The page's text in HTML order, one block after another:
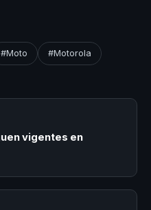
#Moto #Motorola
vigentes en